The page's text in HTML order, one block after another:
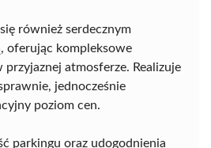
również serdecznym
oferując kompleksowe
atmosferze. Realizuje
jednocześnie
poziom cen.
parkingu oraz udogodnienia